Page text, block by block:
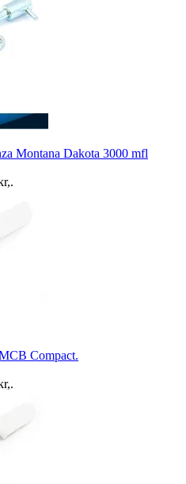
Montana Dakota 3000 mfl
,.
Compact.
,.